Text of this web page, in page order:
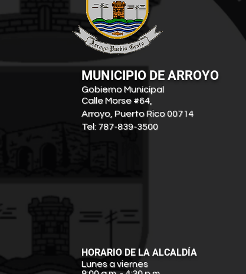
MUNICIPIO DE ARROYO
Gobierno Municipal
Calle Morse #64,
Arroyo, Puerto Rico 00714
Tel: 787-839-3500
HORARIO DE LA ALCALDÍA
Lunes a viernes